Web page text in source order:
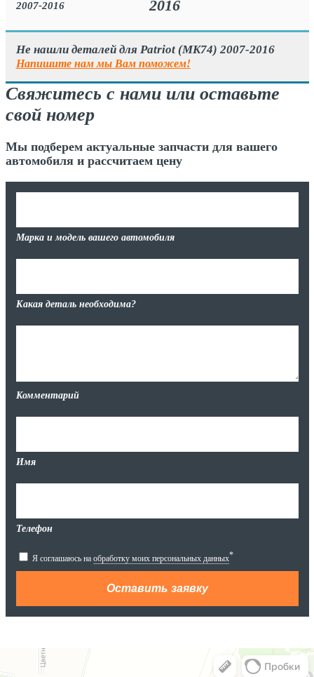
2016
Не нашли деталей для Patriot (MK74) 2007-2016
Напишите нам мы Вам поможем!
Свяжитесь с нами или оставьте
свой номер
Мы подберем актуальные запчасти для вашего
автомобиля и рассчитаем цену
Марка и модель вашего автомобиля
Какая деталь необходима?
Комментарий
Имя
Телефон
Я соглашаюсь на обработку моих персональных данных*
Яндекс.Карты
Яндекс.Карты — поиск мест и адресов, городской транспорт